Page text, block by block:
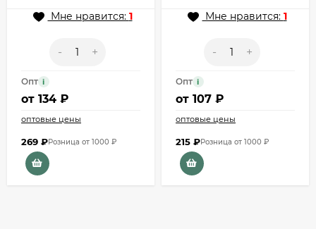
Мне нравится: 1
- +
Опт i
от 134 ₽
оптовые цены
269 ₽Розница от 1000 ₽
Мне нравится: 1
- +
Опт i
от 107 ₽
оптовые цены
215 ₽Розница от 1000 ₽